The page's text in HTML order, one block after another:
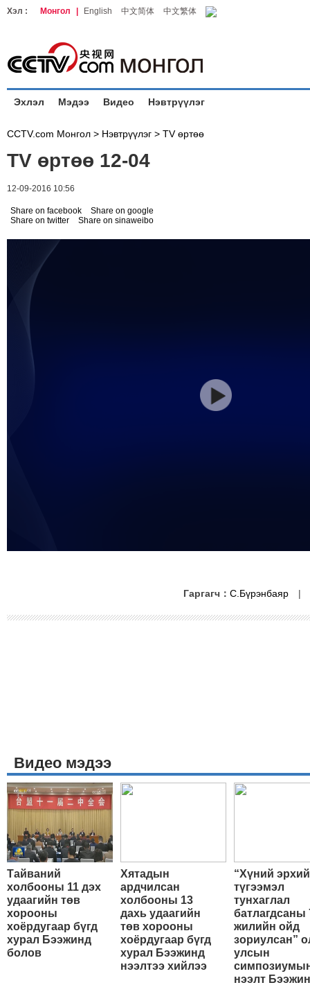
Хэл : Монгол English 中文简体 中文繁体
Эхлэл Мэдээ Видео Нэвтрүүлэг
CCTV.com Монгол > Нэвтрүүлэг > TV өртөө
TV өртөө 12-04
12-09-2016 10:56
Share on facebook
Share on google
Share on twitter
Share on sinaweibo
Гаргагч： С.Бүрэнбаяр |
Видео мэдээ
Тайваний
холбооны 11 дэх
удаагийн төв
хорооны
хоёрдугаар бүгд
хурал Бээжинд
болов
Хятадын
ардчилсан
холбооны 13
дахь удаагийн
төв хорооны
хоёрдугаар бүгд
хурал Бээжинд
нээлтээ хийлээ
“Хүний
түгээмэл
тунхаглал
батлагдсаны
жилийн ойд
зориулсан”
улсын
нээлт Бээжин